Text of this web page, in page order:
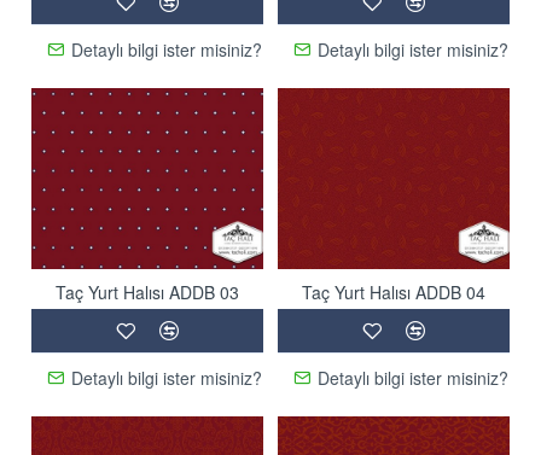
olmuştur. Satış sırasında konuşulan, anlaşılan her detay
GARANTİ altındadır. Halının sıklığı, ( Kilo/Metrekare) fiyatı ve
297 18 98 no'lu telefonlardan ulaşabilirsiniz.
Detaylı bilgi ister misiniz? Detaylı bilgi ister misiniz?
Taç Yurt Halısı ADDB 03
Detaylı bilgi ister misiniz?
Taç Yurt Halısı ADDB 04
Detaylı bilgi ister misiniz?